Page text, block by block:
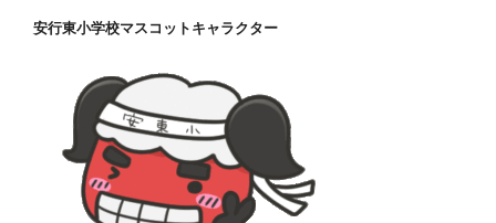
安行東小学校マスコットキャラクター